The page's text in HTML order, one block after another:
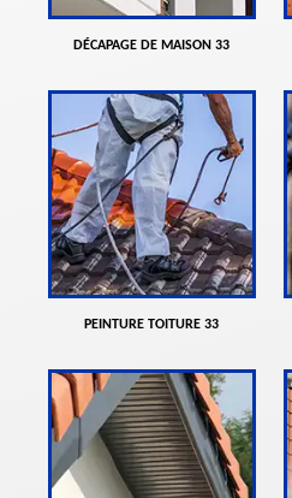
DÉCAPAGE DE MAISON 33
PEINTURE TOITURE 33